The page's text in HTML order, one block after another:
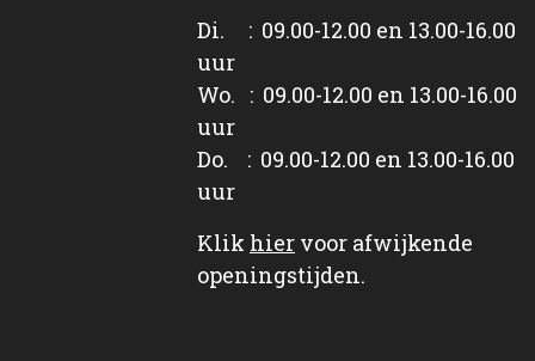
Di. : 09.00-12.00 en 13.00-16.00
uur
Wo. : 09.00-12.00 en 13.00-16.00
uur
Do. : 09.00-12.00 en 13.00-16.00
uur
Klik hier voor afwijkende
openingstijden.